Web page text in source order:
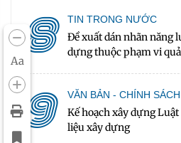
Aa8 TIN TRONG NƯỚC
Đề xuất dán nhãn năng
dựng thuộc phạm vi
9 VĂN BẢN - CHÍNH SÁCH
Kế hoạch xây dựng
liệu xây dựng